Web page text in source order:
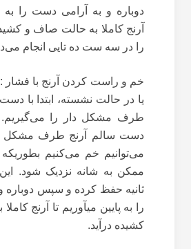
دوباره و به آرامی دست را به
آرنج کاملا به حالت صاف و
را در سه ست ده تایی انجام
خم و راست کردن آرنج با فشار :
یا در حالت نشسته، ابتدا با
طرف مشکل دار را
دست سالم آرنج طرف مشکل
می‌توانیم خم می‌کنیم
ثانیه حفظ کرده و سپس دوباره
را به پایین میآوریم تا آرنج
کشیده درآید.